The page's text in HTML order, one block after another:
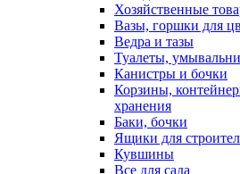
Хозяйственные
Вазы, горшки для
Ведра и тазы
Туалеты,
Канистры и бочки
Корзины,
хранения
Баки, бочки
Ящики для
Кувшины
Все для сада